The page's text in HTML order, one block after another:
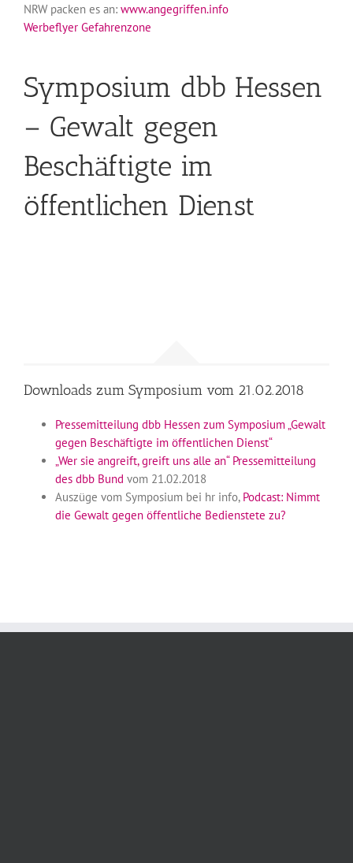
NRW packen es an: www.angegriffen.info
Werbeflyer Gefahrenzone
Symposium dbb Hessen
– Gewalt gegen
Beschäftigte im
öffentlichen Dienst
Downloads zum Symposium vom 21.02.2018
Pressemitteilung dbb Hessen zum Symposium „Gewalt
gegen Beschäftigte im öffentlichen Dienst“
„Wer sie angreift, greift uns alle an“ Pressemitteilung
des dbb Bund vom 21.02.2018
Auszüge vom Symposium bei hr info, Podcast: Nimmt
die Gewalt gegen öffentliche Bedienstete zu?